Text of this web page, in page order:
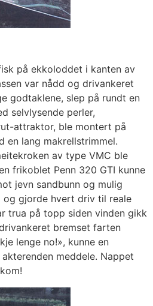
på ekkoloddet i kanten av
var nådd og drivankeret
godtaklene, slep på rundt en
selvlysende perler,
attraktor, ble montert på
en lang makrellstrimmel.
av type VMC ble
frikoblet Penn 320 GTI kunne
jevn sandbunn og mulig
og gjorde hvert driv til reale
trua på topp siden vinden gikk
bremset farten
lenge no!», kunne en
meddele. Nappet